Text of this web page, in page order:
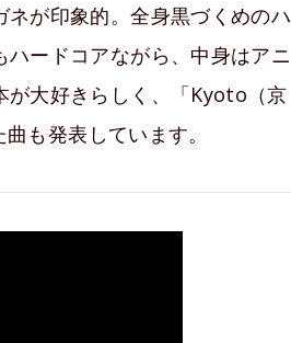
が印象的。全身黒づくめのハ
ードコアながら、中身はアニ
が大好きらしく、「Kyoto（京
も発表しています。